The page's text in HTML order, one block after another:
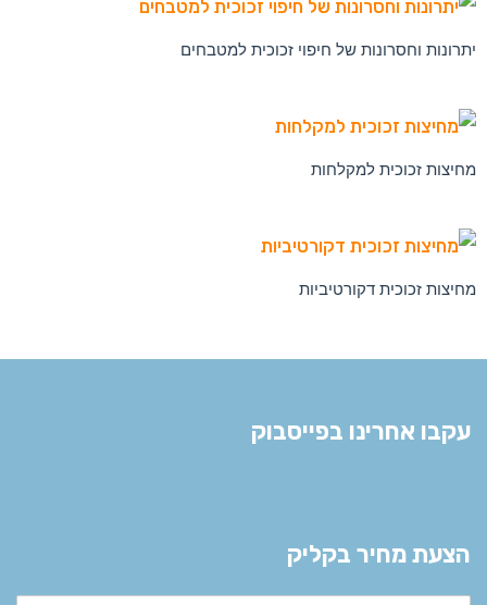
איך להתאים את המעקה לחלל הבית?
יתרונות וחסרונות של חיפוי זכוכית למטבחים
מחיצות זכוכית למקלחות